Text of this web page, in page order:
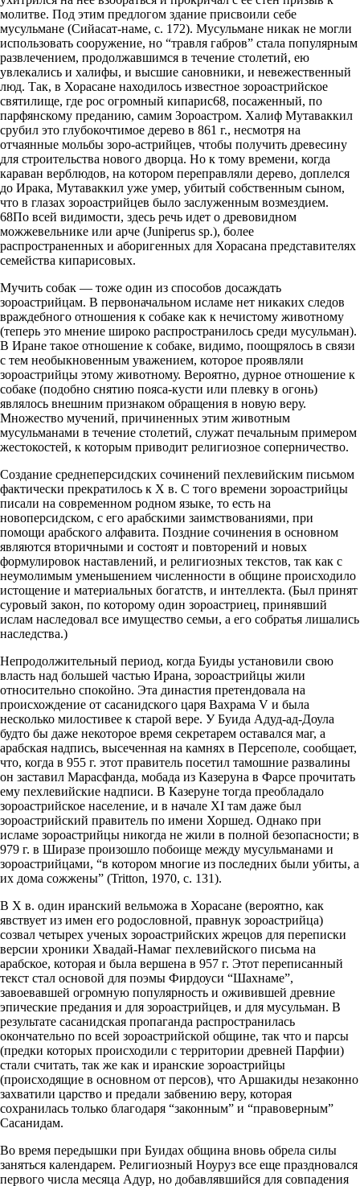
молитве. Под этим предлогом здание присвоили себе
мусульмане (Сийасат-наме, с. 172). Мусульмане никак не могли
использовать сооружение, но “травля габров” стала популярным
развлечением, продолжавшимся в течение столетий, ею
увлекались и халифы, и высшие сановники, и невежественный
люд. Так, в Хорасане находилось известное зороастрийское
святилище, где рос огромный кипарис68, посаженный, по
парфянскому преданию, самим Зороастром. Халиф Мутаваккил
срубил это глубокочтимое дерево в 861 г., несмотря на
отчаянные мольбы зоро-астрийцев, чтобы получить древесину
для строительства нового дворца. Но к тому времени, когда
караван верблюдов, на котором переправляли дерево, доплелся
до Ирака, Мутаваккил уже умер, убитый собственным сыном,
что в глазах зороастрийцев было заслуженным возмездием.
68По всей видимости, здесь речь идет о древовидном
можжевельнике или арче (Juniperus sp.), более
распространенных и аборигенных для Хорасана представителях
семейства кипарисовых.
Мучить собак — тоже один из способов досаждать
зороастрийцам. В первоначальном исламе нет никаких следов
враждебного отношения к собаке как к нечистому животному
(теперь это мнение широко распространилось среди мусульман).
В Иране такое отношение к собаке, видимо, поощрялось в связи
с тем необыкновенным уважением, которое проявляли
зороастрийцы этому животному. Вероятно, дурное отношение к
собаке (подобно снятию пояса-кусти или плевку в огонь)
являлось внешним признаком обращения в новую веру.
Множество мучений, причиненных этим животным
мусульманами в течение столетий, служат печальным примером
жестокостей, к которым приводит религиозное соперничество.
Создание среднеперсидских сочинений пехлевийским письмом
фактически прекратилось к Х в. С того времени зороастрийцы
писали на современном родном языке, то есть на
новоперсидском, с его арабскими заимствованиями, при
помощи арабского алфавита. Поздние сочинения в основном
являются вторичными и состоят и повторений и новых
формулировок наставлений, и религиозных текстов, так как с
неумолимым уменьшением численности в общине происходило
истощение и материальных богатств, и интеллекта. (Был принят
суровый закон, по которому один зороастриец, принявший
ислам наследовал все имущество семьи, а его собратья лишались
наследства.)
Непродолжительный период, когда Буиды установили свою
власть над большей частью Ирана, зороастрийцы жили
относительно спокойно. Эта династия претендовала на
происхождение от сасанидского царя Вахрама V и была
несколько милостивее к старой вере. У Буида Адуд-ад-Доула
будто бы даже некоторое время секретарем оставался маг, а
арабская надпись, высеченная на камнях в Персеполе, сообщает,
что, когда в 955 г. этот правитель посетил тамошние развалины
он заставил Марасфанда, мобада из Казеруна в Фарсе прочитать
ему пехлевийские надписи. В Казеруне тогда преобладало
зороастрийское население, и в начале XI там даже был
зороастрийский правитель по имени Хоршед. Однако при
исламе зороастрийцы никогда не жили в полной безопасности; в
979 г. в Ширазе произошло побоище между мусульманами и
зороастрийцами, “в котором многие из последних были убиты, а
их дома сожжены” (Tritton, 1970, с. 131).
В X в. один иранский вельможа в Хорасане (вероятно, как
явствует из имен его родословной, правнук зороастрийца)
созвал четырех ученых зороастрийских жрецов для переписки
версии хроники Хвадай-Намаг пехлевийского письма на
арабское, которая и была вершена в 957 г. Этот переписанный
текст стал основой для поэмы Фирдоуси “Шахнаме”,
завоевавшей огромную популярность и оживившей древние
эпические предания и для зороастрийцев, и для мусульман. В
результате сасанидская пропаганда распространилась
окончательно по всей зороастрийской общине, так что и парсы
(предки которых происходили с территории древней Парфии)
стали считать, так же как и иранские зороастрийцы
(происходящие в основном от персов), что Аршакиды незаконно
захватили царство и предали забвению веру, которая
сохранилась только благодаря “законным” и “правоверным”
Сасанидам.
Во время передышки при Буидах община вновь обрела силы
заняться календарем. Религиозный Ноуруз все еще праздновался
первого числа месяца Адур, но добавлявшийся для совпадения